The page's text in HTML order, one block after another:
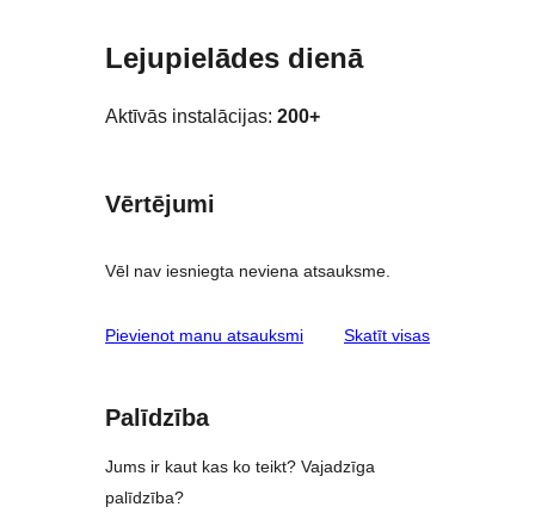
Lejupielādes dienā
Aktīvās instalācijas: 200+
Vērtējumi
Vēl nav iesniegta neviena atsauksme.
Pievienot manu atsauksmi Skatīt visasatsauksmes
Palīdzība
Jums ir kaut kas ko teikt? Vajadzīga
palīdzība?